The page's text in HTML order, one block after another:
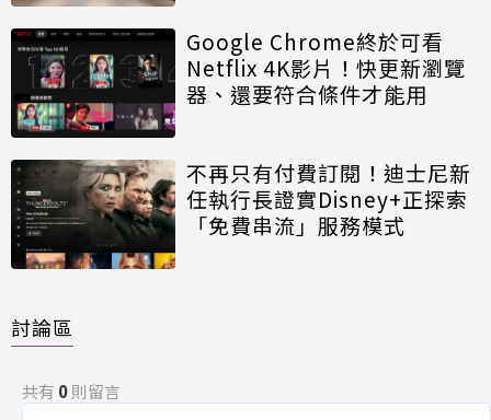
Google Chrome終於可看
Netflix 4K影片！快更新瀏覽
器、還要符合條件才能用
不再只有付費訂閱！迪士尼新
任執行長證實Disney+正探索
「免費串流」服務模式
討論區
共有 0則留言